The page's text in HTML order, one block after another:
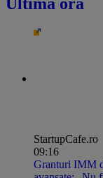
StartupCafe.ro
09:16
Granturi IMM